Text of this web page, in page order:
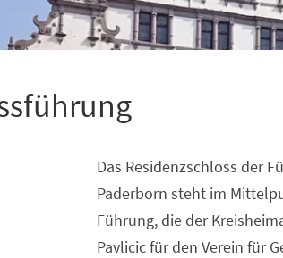
Das Residenzschloss der
Paderborn steht im
Führung, die der
Pavlicic für den Verein für